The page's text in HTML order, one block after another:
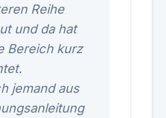
Reihe
und da hat
Bereich kurz
jemand aus